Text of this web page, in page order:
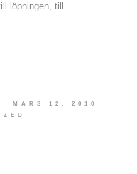
löpningen, till
MARS 12, 2010